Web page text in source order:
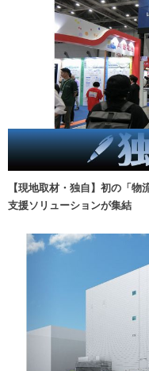
【現地取材・独自】初の「
支援ソリューションが集結